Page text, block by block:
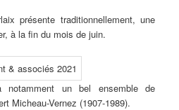
présente traditionnellement, une
à la fin du mois de juin.
notamment un bel ensemble de
Micheau-Vernez (1907-1989).